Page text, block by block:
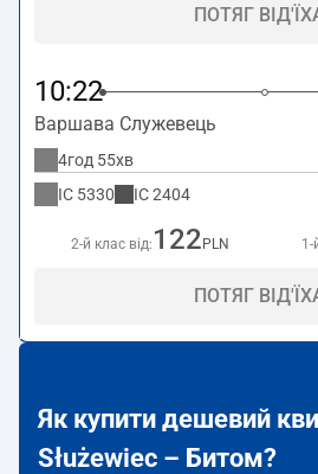
ПОТЯГ
10:22
Варшава Служевець
4год 55хв
IC 5330 IC2404
2-й клас від: 122 PLN 1-
ПОТЯГ
Як купити дешевий
Służewiec – Битом?